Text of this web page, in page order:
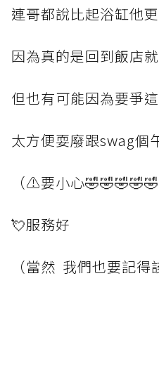
連哥都說比起浴缸他
因為真的是回到飯店
但也有可能因為要爭
太方便耍廢跟swag個
（⚠️要小心
💘服務好
（當然 我們也要記得